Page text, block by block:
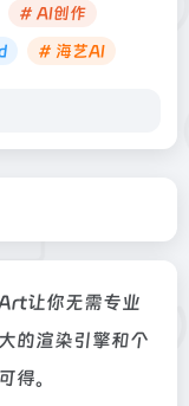
# AI创作
# 海艺AI
让你无需专业
的渲染引擎和个
得。